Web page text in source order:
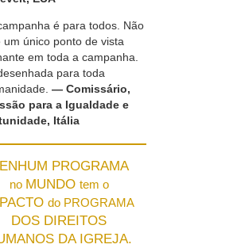
é para todos. Não
um único ponto de vista
em toda a campanha.
para toda
— Comissário,
para a Igualdade e
Itália
PROGRAMA
no MUNDO tem o
do PROGRAMA
DOS DIREITOS
DA IGREJA.